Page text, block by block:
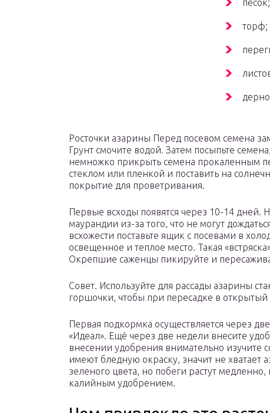
песок;
торф;
Росточки азарины Перед посевом семена
Грунт смочите водой. Затем посыпьте
немножко прикрыть семена прокаленным
стеклом или пленкой и поставить на
покрытие для проветривания.
Первые всходы появятся через 10-14 дней.
маурандии из-за того, что не могут
всхожести поставьте ящик с посевами в
освещенное и теплое место. Такая
Окрепшие саженцы пикируйте и
Совет. Используйте для рассады азарины
горшочки, чтобы при пересадке в открытый
Первая подкормка осуществляется через
«Идеал». Ещё через две недели внесите
внесении удобрения внимательно изучите
имеют бледную окраску, значит не хватает
зеленого цвета, но побеги растут
калийным удобрением.